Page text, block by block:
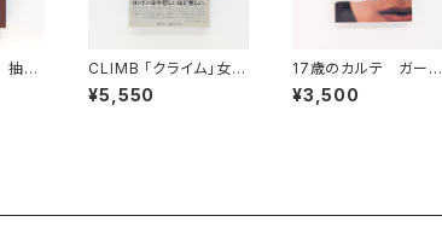
抽象
CLIMB 「クライム」女王
陛下のロンドン
¥5,550
17歳のカルテ ガーデ
ンシネマ・イクスプレス
第67号 （映画パンフ
¥3,500